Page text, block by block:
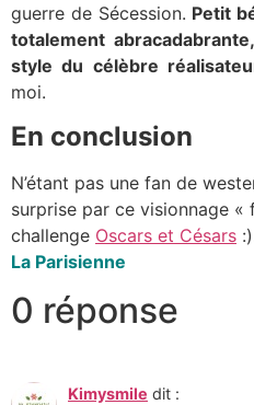
guerre de Sécession. Petit
totalement
style du célèbre
moi.
En conclusion
N’étant pas une fan de
surprise par ce visionnage
challenge Oscars et Césars
La Parisienne
0 réponse
Kimysmile dit :